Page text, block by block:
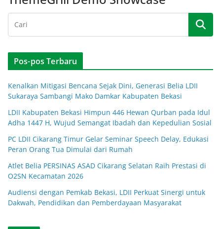
Pos-pos Terbaru
Kenalkan Mitigasi Bencana Sejak Dini, Generasi Belia LDII
Sukaraya Sambangi Mako Damkar Kabupaten Bekasi
LDII Kabupaten Bekasi Himpun 446 Hewan Qurban pada Idul
Adha 1447 H, Wujud Semangat Ibadah dan Kepedulian Sosial
PC LDII Cikarang Timur Gelar Seminar Speech Delay, Edukasi
Peran Orang Tua Dimulai dari Rumah
Atlet Belia PERSINAS ASAD Cikarang Selatan Raih Prestasi di
O2SN Kecamatan 2026
Audiensi dengan Pemkab Bekasi, LDII Perkuat Sinergi untuk
Dakwah, Pendidikan dan Pemberdayaan Masyarakat